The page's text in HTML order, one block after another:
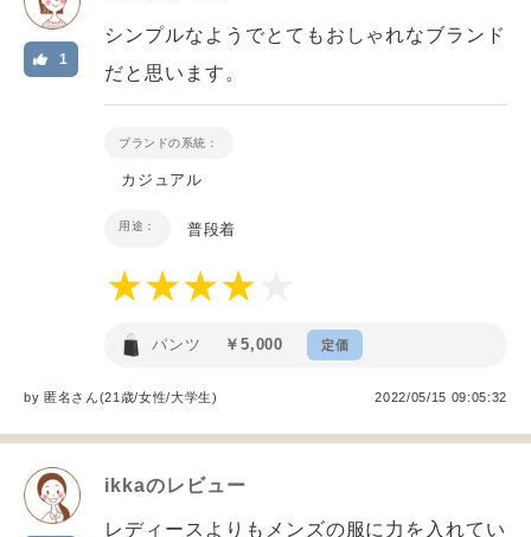
1
シンプルなようでとてもおしゃれなブランド
だと思います。
ブランドの系統：
カジュアル
用途： 普段着
パンツ ￥5,000 定価
by匿名さん(21歳/女性/大学生) 2022/05/15 09:05:32
ikkaのレビュー
レディースよりもメンズの服に力を入れてい